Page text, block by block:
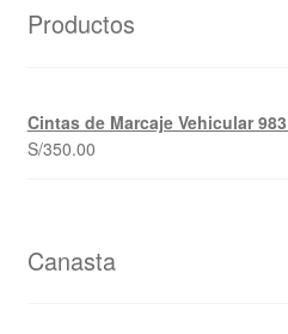
Productos
Cintas de Marcaje Vehicular
S/350.00
Canasta